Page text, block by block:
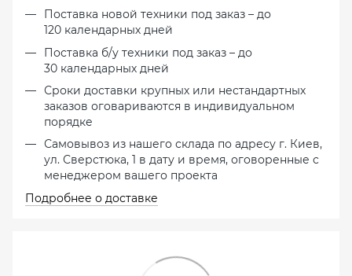
Поставка новой техники под заказ – до
120 календарных дней
Поставка б/у техники под заказ – до
30 календарных дней
Сроки доставки крупных или нестандартных
заказов оговариваются в индивидуальном
порядке
Самовывоз из нашего склада по адресу г. Киев,
ул. Сверстюка, 1 в дату и время, оговоренные с
менеджером вашего проекта
Подробнее о доставке